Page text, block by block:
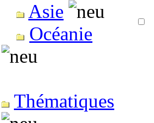
Asie
Océanie
Thématiques